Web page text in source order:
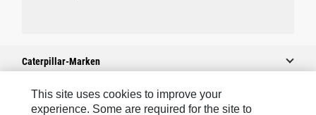
Caterpillar-Marken
This site uses cookies to improve your
experience. Some are required for the site to